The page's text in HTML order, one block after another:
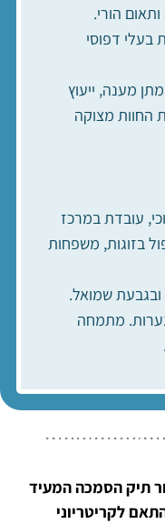
ותאום הורי.
בעלי דפוסי
מענה, ייעוץ
החוות מצוקה
חינוכי, עובדת במרכז
בזוגות, משפחות
שמואל.
מתמחה
תיק הסמכה המעיד
לקריטריוני